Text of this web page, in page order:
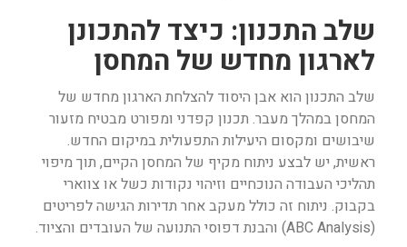
שלב התכנון: כיצד להתכונן
לארגון מחדש של המחסן
שלב התכנון הוא אבן היסוד להצלחת הארגון מחדש של
המחסן במהלך מעבר. תכנון קפדני ומפורט מבטיח מזעור
שיבושים ומקסום היעילות התפעולית במיקום החדש.
ראשית, יש לבצע ניתוח מקיף של המחסן הקיים, תוך מיפוי
תהליכי העבודה הנוכחיים וזיהוי נקודות כשל או צווארי
בקבוק. ניתוח זה כולל מעקב אחר תדירות הגישה לפריטים
(ABC Analysis) והבנת דפוסי התנועה של העובדים והציוד.